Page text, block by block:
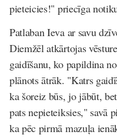
pieteicies!" priecīga
Patlaban Ieva ar savu
Diemžēl atkārtojas
gaidīšanu, ko papildina
plānots ātrāk. "Katrs
ka šoreiz būs, jo jābūt,
pats nepieteiksies," savā
ka pēc pirmā mazuļa